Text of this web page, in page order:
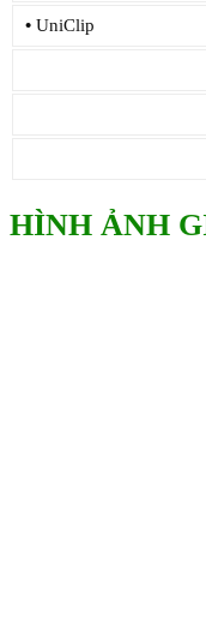
• UniClip
HÌNH ẢNH